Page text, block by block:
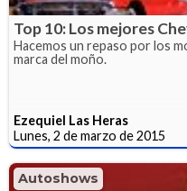
Top 10: Los mejores
Hacemos un repaso por los
marca del moño.
Ezequiel Las Heras
Lunes, 2 de marzo de 2015
Autoshows